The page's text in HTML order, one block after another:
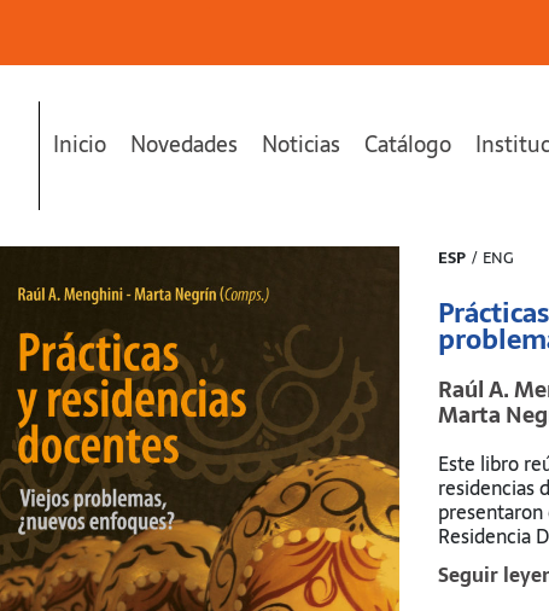
Inicio Novedades Noticias Catálogo
se ha añadido a tu carrito.ESP / ENG
Raúl A.
Marta
Este libro
residencias
presentaron
Residencia
“Quizás no
Seguir